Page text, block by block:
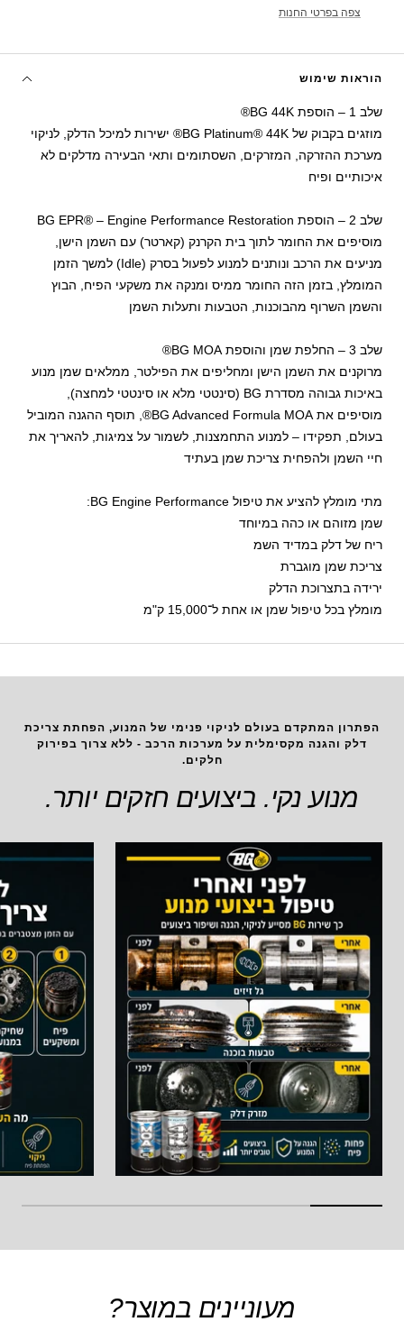
צפה בפרטי החנות
הוראות שימוש
שלב 1 – הוספת BG 44K®
מוזגים בקבוק של BG Platinum® 44K® ישירות למיכל הדלק, לניקוי
מערכת ההזרקה, המזרקים, השסתומים ותאי הבעירה מדלקים לא
איכותיים ופיח
שלב 2 – הוספת BG EPR® – Engine Performance Restoration
מוסיפים את החומר לתוך בית הקרנק (קארטר) עם השמן הישן,
מניעים את הרכב ונותנים למנוע לפעול בסרק (Idle) למשך הזמן
המומלץ, בזמן הזה החומר ממיס ומנקה את משקעי הפיח, הבוץ
והשמן השרוף מהבוכנות, הטבעות ותעלות השמן
שלב 3 – החלפת שמן והוספת BG MOA®
מרוקנים את השמן הישן ומחליפים את הפילטר, ממלאים שמן מנוע
באיכות גבוהה מסדרת BG (סינטטי מלא או סינטטי למחצה),
מוסיפים את BG Advanced Formula MOA®, תוסף ההגנה המוביל
בעולם, תפקידו – למנוע התחמצנות, לשמור על צמיגות, להאריך את
חיי השמן ולהפחית צריכת שמן בעתיד
מתי מומלץ להציע את טיפול BG Engine Performance:
שמן מזוהם או כהה במיוחד
ריח של דלק במדיד השמ
צריכת שמן מוגברת
ירידה בתצרוכת הדלק
מומלץ בכל טיפול שמן או אחת ל־15,000 ק"מ
הפתרון המתקדם בעולם לניקוי פנימי של המנוע, הפחתת צריכת
דלק והגנה מקסימלית על מערכות הרכב - ללא צרוך בפירוק
חלקים.
מנוע נקי. ביצועים חזקים יותר.
מעוניינים במוצר?